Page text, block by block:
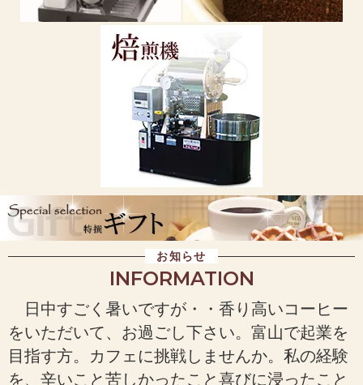
お知らせ
INFORMATION
日中すごく暑いですが・・香り高いコーヒー
をいただいて、お過ごし下さい。富山で起業を
目指す方。カフェに挑戦しませんか。私の経験
を、辛いこと苦しかったこと喜びに浸ったこと